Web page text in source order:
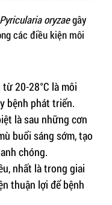
Pyricularia oryzaegây
các điều kiện môi
20-28°C là môi
bệnh phát triển.
là sau những cơn
buổi sáng sớm, tạo
chóng.
nhất là trong giai
thuận lợi để bệnh